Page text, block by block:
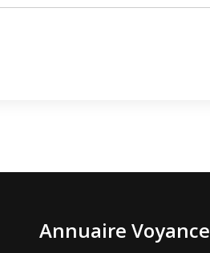
Annuaire Voyance